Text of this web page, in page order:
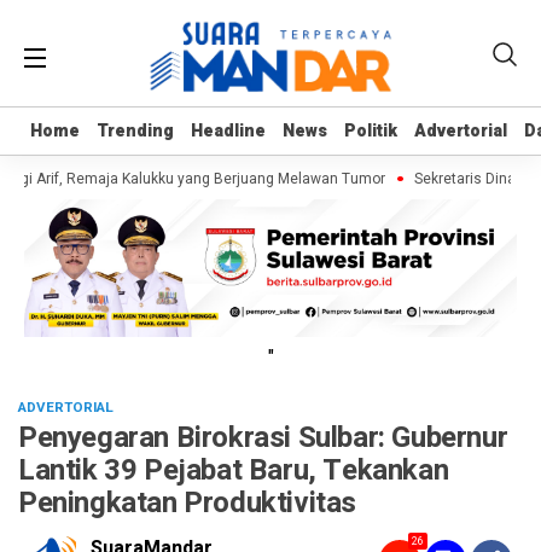
Home Trending Headline News Politik Advertorial
Home Trending Headline News Politik Advertorial
Arif, Remaja Kalukku yang Berjuang Melawan Tumor Sekretaris Dinas
"
ADVERTORIAL
Penyegaran Birokrasi Sulbar: Gubernur
Lantik 39 Pejabat Baru, Tekankan
Peningkatan Produktivitas
26